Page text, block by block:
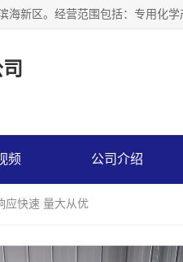
频 公司介绍
应快速 量大从优